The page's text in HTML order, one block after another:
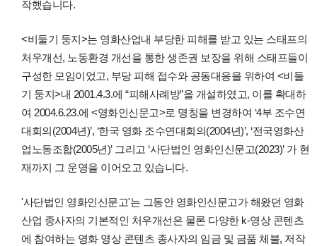
작했습니다.
<비둘기 둥지>는 영화산업내 부당한 피해를 받고 있는 스태프의
처우개선, 노동환경 개선을 통한 생존권 보장을 위해 스태프들이
구성한 모임이었고, 부당 피해 접수와 공동대응을 위하여 <비둘
기 둥지>내 2001.4.3.에 “피해사례방”을 개설하였고, 이를 확대하
여 2004.6.23.에 <영화인신문고>로 명칭을 변경하여 ‘4부 조수연
대회의(2004년)’, ‘한국 영화 조수연대회의(2004년)’, ‘전국영화산
업노동조합(2005년)’ 그리고 ‘사단법인 영화인신문고(2023)’ 가 현
재까지 그 운영을 이어오고 있습니다.
'사단법인 영화인신문고'는 그동안 영화인신문고가 해왔던 영화
산업 종사자의 기본적인 처우개선은 물론 다양한 k-영상 콘텐츠
에 참여하는 영화 영상 콘텐츠 종사자의 임금 및 금품 체불, 저작